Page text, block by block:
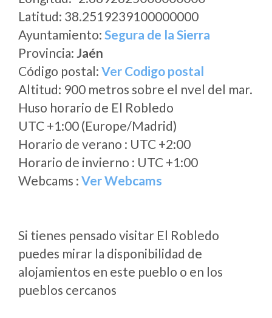
Latitud: 38.2519239100000000
Ayuntamiento: Segura de la Sierra
Provincia: Jaén
Código postal: Ver Codigo postal
Altitud: 900 metros sobre el nvel del mar.
Huso horario de El Robledo
UTC +1:00 (Europe/Madrid)
Horario de verano : UTC +2:00
Horario de invierno : UTC +1:00
Webcams : Ver Webcams
Si tienes pensado visitar El Robledo
puedes mirar la disponibilidad de
alojamientos en este pueblo o en los
pueblos cercanos